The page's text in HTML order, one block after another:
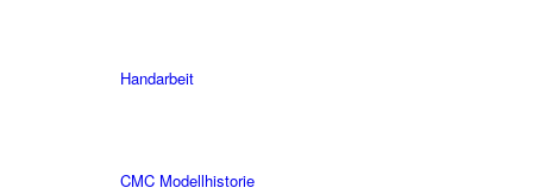
Handarbeit
CMC Modellhistorie